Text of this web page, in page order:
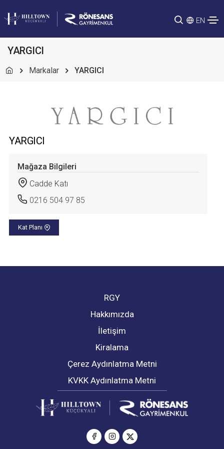
EN
YARGICI
Markalar YARGICI
YARGICI
Mağaza Bilgileri
Cadde Katı
0216 504 97 85
Kat Planı
RGY
Hakkımızda
İletişim
Kiralama
Çerez Aydınlatma Metni
KVKK Aydınlatma Metni